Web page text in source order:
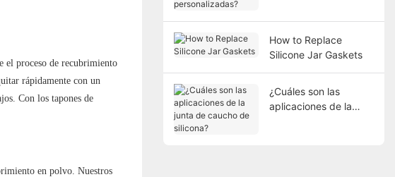
el proceso de recubrimiento
rápidamente con un
Con los tapones de
en polvo. Nuestros
How to Replace
Silicone Jar Gaskets
¿Cuáles son las
aplicaciones de la